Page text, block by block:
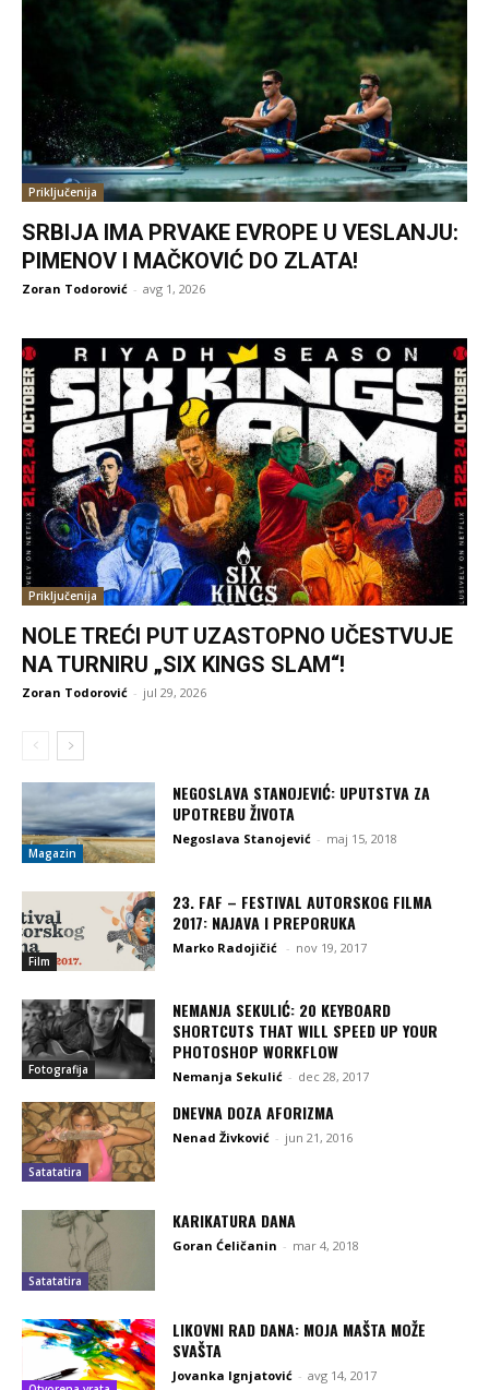
Priključenija
SRBIJA IMA PRVAKE EVROPE U VESLANJU:
PIMENOV I MAČKOVIĆ DO ZLATA!
Zoran Todorović - avg 1, 2026
Priključenija
NOLE TREĆI PUT UZASTOPNO UČESTVUJE
NA TURNIRU „SIX KINGS SLAM“!
Zoran Todorović - jul 29, 2026
Magazin
NEGOSLAVA STANOJEVIĆ: UPUTSTVA ZA
UPOTREBU ŽIVOTA
Negoslava Stanojević - maj 15, 2018
Film
23. FAF – FESTIVAL AUTORSKOG FILMA
2017: NAJAVA I PREPORUKA
Marko Radojičić - nov 19, 2017
Fotografija
NEMANJA SEKULIĆ: 20 KEYBOARD
SHORTCUTS THAT WILL SPEED UP YOUR
PHOTOSHOP WORKFLOW
Nemanja Sekulić - dec 28, 2017
Satatatira
DNEVNA DOZA AFORIZMA
Nenad Živković - jun 21, 2016
Satatatira
KARIKATURA DANA
Goran Ćeličanin - mar 4, 2018
LIKOVNI RAD DANA: MOJA MAŠTA MOŽE
SVAŠTA
Jovanka Ignjatović - avg 14, 2017